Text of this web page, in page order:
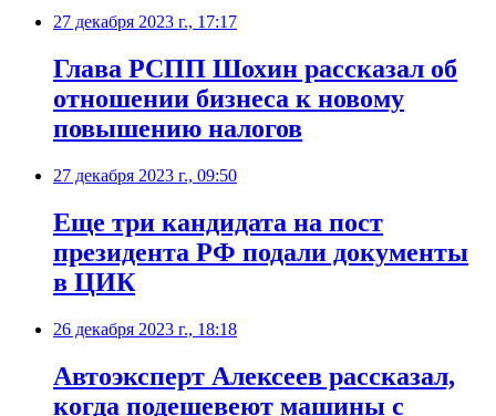
27 декабря 2023 г., 17:17
Глава РСПП Шохин рассказал об
отношении бизнеса к новому
повышению налогов
27 декабря 2023 г., 09:50
Еще три кандидата на пост
президента РФ подали документы
в ЦИК
26 декабря 2023 г., 18:18
Автоэксперт Алексеев рассказал,
когда подешевеют машины с